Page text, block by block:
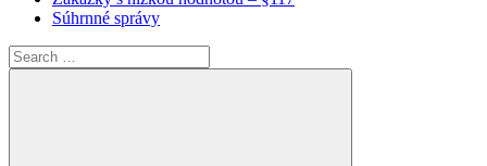
Súhrnné správy
Search
for: